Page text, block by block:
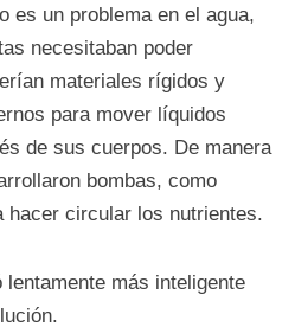
es un problema en el agua,
necesitaban poder
materiales rígidos y
para mover líquidos
de sus cuerpos. De manera
bombas, como
hacer circular los nutrientes.
más inteligente